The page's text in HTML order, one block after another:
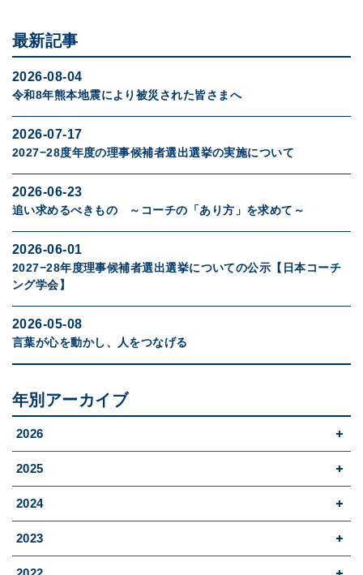
最新記事
2026-08-04
令和8年熊本地震により被災された皆さまへ
2026-07-17
2027−28度年度の理事候補者選出選挙の実施について
2026-06-23
追い求めるべきもの ～コーチの「あり方」を求めて～
2026-06-01
2027−28年度理事候補者選出選挙についての公示【日本コーチ
ング学会】
2026-05-08
言葉が心を動かし、人をつなげる
年別アーカイブ
2026
2025
2024
2023